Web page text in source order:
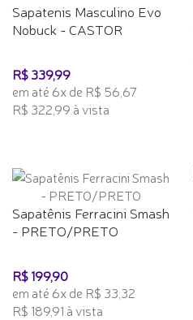
Sapatenis Masculino Evo
Nobuck - CASTOR
R$ 339,99
em até 6x de R$ 56,67
R$ 322,99 à vista
Sapatênis Ferracini Smash
- PRETO/PRETO
R$ 199,90
em até 6x de R$ 33,32
R$ 189,91 à vista